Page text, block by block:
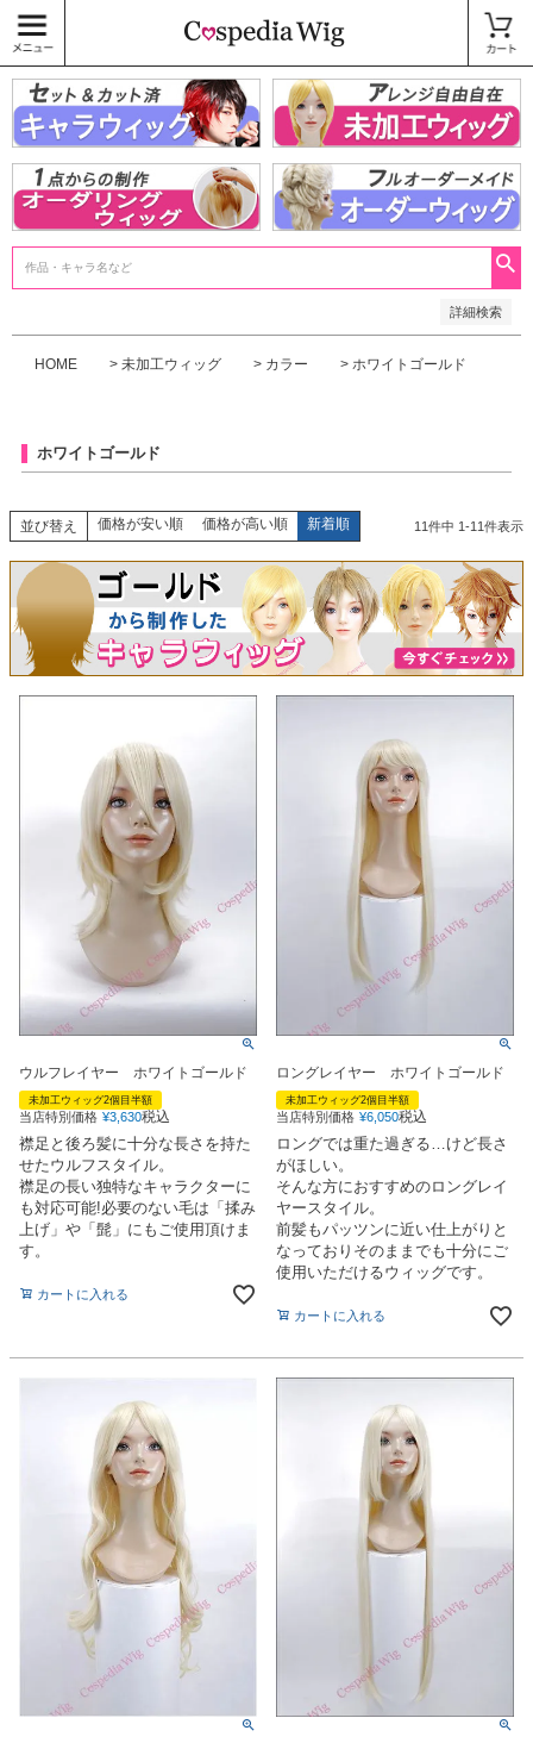
詳細検索
〜
商品タグ
キャラウィッグ
未加工ウィッグ
ベースウィッグ
衣装
SALE中
HOME 未加工ウィッグ カラー ホワイトゴールド
ホワイトゴールド
並び替え 価格が安い順 価格が高い順 新着順 11件中 1-11件表示
ウルフレイヤー ホワイトゴールド
未加工ウィッグ2個目半額
当店特別価格 ¥3,630税込
襟足と後ろ髪に十分な長さを持た
せたウルフスタイル。
襟足の長い独特なキャラクターに
も対応可能!必要のない毛は「揉み
上げ」や「髭」にもご使用頂けま
す。
カートに入れる
ロングレイヤー ホワイトゴールド
未加工ウィッグ2個目半額
当店特別価格 ¥6,050税込
ロングでは重た過ぎる…けど長さ
がほしい。
そんな方におすすめのロングレイ
ヤースタイル。
前髪もパッツンに近い仕上がりと
なっておりそのままでも十分にご
使用いただけるウィッグです。
カートに入れる